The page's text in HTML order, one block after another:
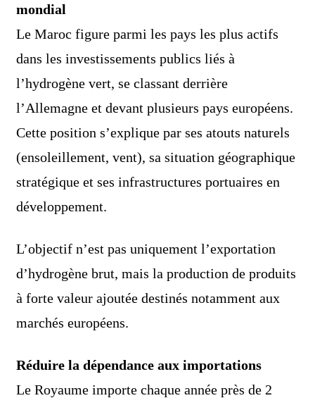
mondial
Le Maroc figure parmi les pays les plus actifs
dans les investissements publics liés à
l’hydrogène vert, se classant derrière
l’Allemagne et devant plusieurs pays européens.
Cette position s’explique par ses atouts naturels
(ensoleillement, vent), sa situation géographique
stratégique et ses infrastructures portuaires en
développement.
L’objectif n’est pas uniquement l’exportation
d’hydrogène brut, mais la production de produits
à forte valeur ajoutée destinés notamment aux
marchés européens.
Réduire la dépendance aux importations
Le Royaume importe chaque année près de 2